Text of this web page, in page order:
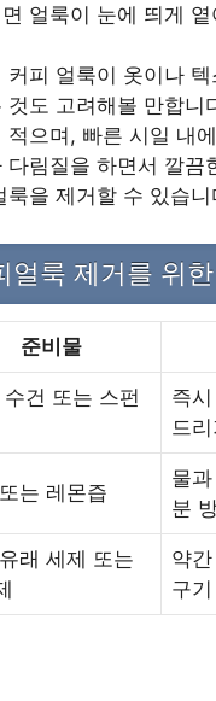
얼룩이 눈에 띄게
커피 얼룩이 옷이나
것도 고려해볼 만합
적으며, 빠른 시일 내
다림질을 하면서 깔끔
룩을 제거할 수 있습니
얼룩 제거를 위
준비물
건 또는 스펀
즉
드
는 레몬즙
물
분
래 세제 또는
약
구기